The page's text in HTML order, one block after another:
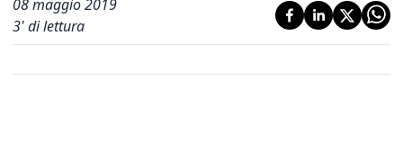
08 maggio 2019
3' di lettura